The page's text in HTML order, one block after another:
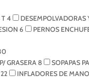
T4 DESEMPOLVADORAS
6 PERNOS
GRASERA 8 SOPAPAS
22 INFLADORES DE